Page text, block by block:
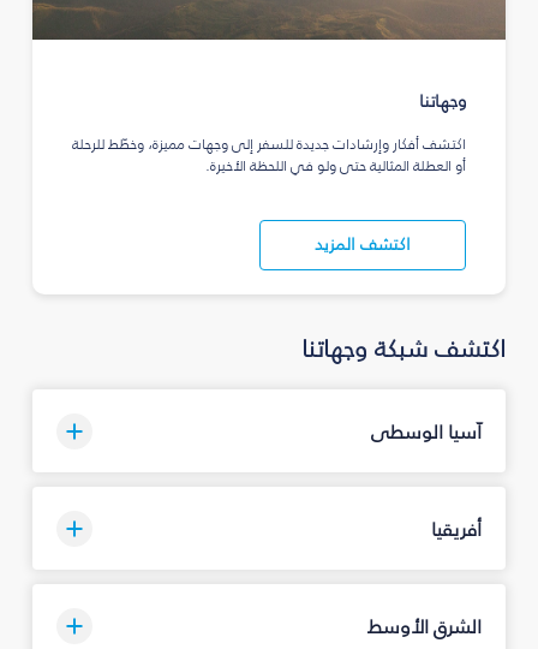
وجهاتنا
اكتشف أفكار وإرشادات جديدة للسفر إلى وجهات مميزة، وخطّط للرحلة
أو العطلة المثالية حتى ولو في اللحظة الأخيرة.
اكتشف المزيد
اكتشف شبكة وجهاتنا
آسيا الوسطى
أفريقيا
الشرق الأوسط